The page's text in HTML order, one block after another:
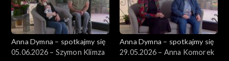
Anna Dymna – spotkajmy się
05.06.2026 – Szymon Klimza
Anna Dymna – spotkajmy się
29.05.2026 – Anna Komorek